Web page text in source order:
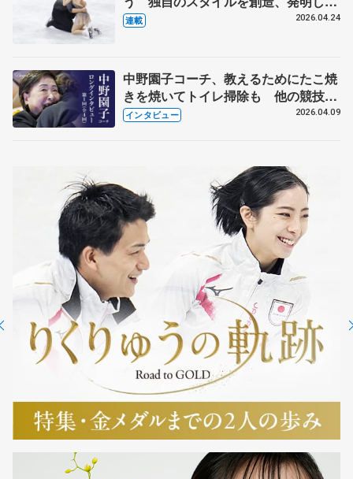
【引退発表後②】
連載 2026.04.24
中野園子コーチ、教えるためにたこ焼
きを焼いてトイレ掃除も 他の競技に
も通用するという坂本花織の筋肉
インタビュー 2026.04.09